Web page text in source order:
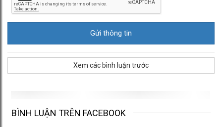
Xem các bình luận trước
BÌNH LUẬN TRÊN FACEBOOK